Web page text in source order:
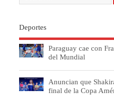
Deportes
Paraguay cae con
del Mundial
Anuncian que
final de la Copa